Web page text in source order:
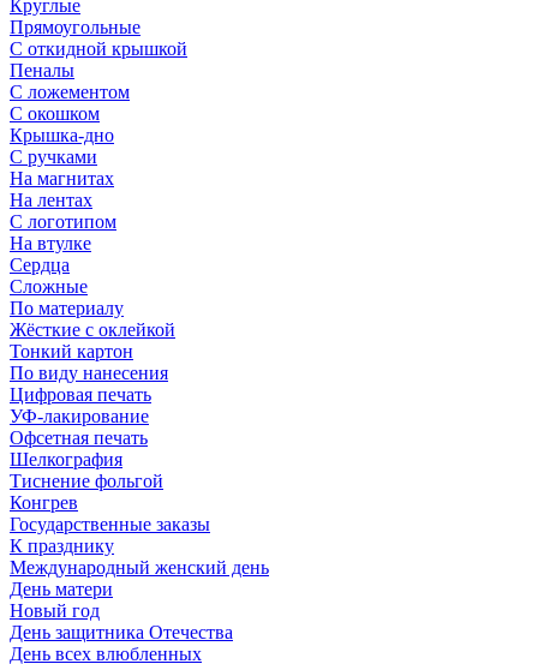
Круглые
Прямоугольные
С откидной крышкой
Пеналы
С ложементом
С окошком
Крышка-дно
С ручками
На магнитах
На лентах
С логотипом
На втулке
Сердца
Сложные
По материалу
Жёсткие с оклейкой
Тонкий картон
По виду нанесения
Цифровая печать
УФ-лакирование
Офсетная печать
Шелкография
Тиснение фольгой
Конгрев
Государственные заказы
К празднику
Международный женский день
День матери
Новый год
День защитника Отечества
День всех влюбленных